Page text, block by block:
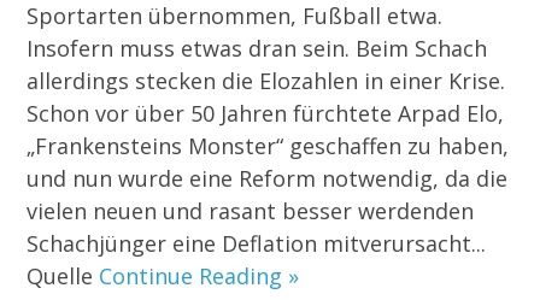
Sportarten übernommen, Fußball etwa.
Insofern muss etwas dran sein. Beim Schach
allerdings stecken die Elozahlen in einer Krise.
Schon vor über 50 Jahren fürchtete Arpad Elo,
„Frankensteins Monster“ geschaffen zu haben,
und nun wurde eine Reform notwendig, da die
vielen neuen und rasant besser werdenden
Schachjünger eine Deflation mitverursacht...
Quelle Continue Reading »